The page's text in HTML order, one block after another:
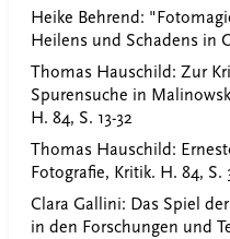
Heike Behrend:
Heilens und Schadens in
Thomas Hauschild: Zur
Spurensuche in
H. 84, S. 13-32
Thomas Hauschild:
Fotografie, Kritik. H. 84, S.
Clara Gallini: Das Spiel
in den Forschungen und